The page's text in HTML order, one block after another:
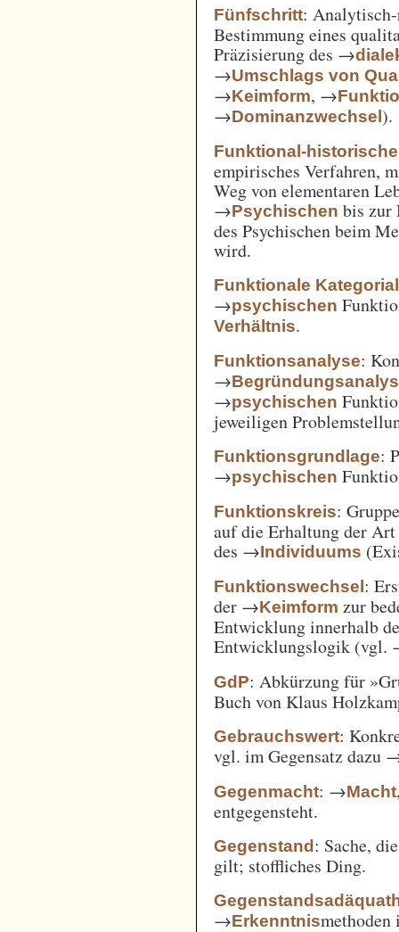
Fünfschritt:
Bestimmung eines
Präzisierung des →
→Umschlags von
→Keimform, →
→Dominanzwechsel).
Funktional-
empirisches Verfahren,
Weg von elementaren
→Psychischen bis zur
des Psychischen beim
wird.
Funktionale
→psychischen
Verhältnis.
Funktionsanalyse:
→
→psychischen
jeweiligen
Funktionsgrundlage:
→psychischen
Funktionskreis:
auf die Erhaltung der
des →Individuums
Funktionswechsel:
der →Keimform zur
Entwicklung innerhalb
Entwicklungslogik
GdP: Abkürzung für
Buch von Klaus
Gebrauchswert:
vgl. im Gegensatz dazu
Gegenmacht: →Macht
entgegensteht.
Gegenstand: Sache,
gilt; stoffliches Ding.
→Erkenntnismethoden